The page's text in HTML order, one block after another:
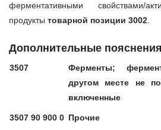
ферментативными свойствами/
продукты товарной позиции 3002
Дополнительные
3507
Ферменты;
другом месте не
включенные
3507 90 900 0 Прочие